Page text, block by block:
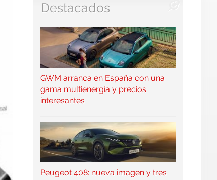
Destacados
GWM arranca en España con una
gama multienergía y precios
interesantes
Peugeot 408: nueva imagen y tres